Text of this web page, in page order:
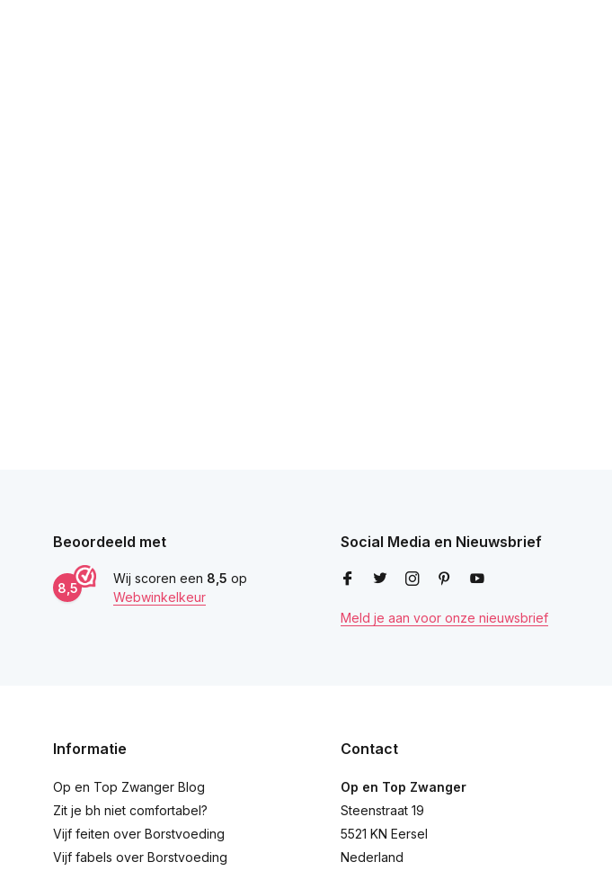
Beoordeeld met
8,5
Wij scoren een 8,5 op
Webwinkelkeur
Social Media en Nieuwsbrief
Meld je aan voor onze nieuwsbrief
Informatie
Op en Top Zwanger Blog
Zit je bh niet comfortabel?
Vijf feiten over Borstvoeding
Vijf fabels over Borstvoeding
Contact
Op en Top Zwanger
Steenstraat 19
5521 KN Eersel
Nederland